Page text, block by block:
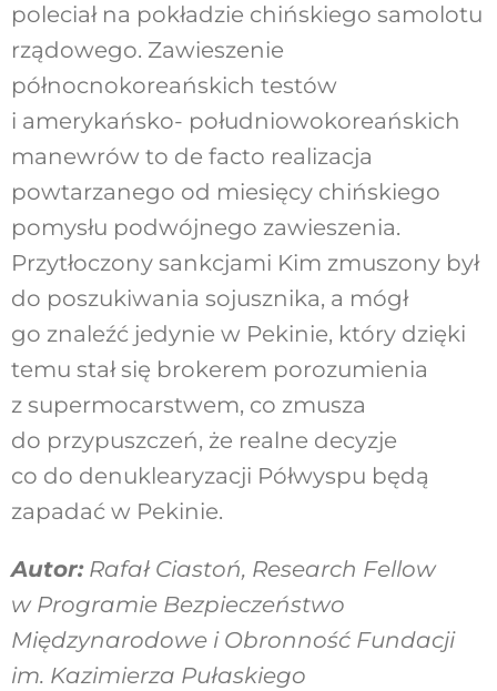
poleciał na pokładzie chińskiego samolotu
rządowego. Zawieszenie
północnokoreańskich testów
i amerykańsko- południowokoreańskich
manewrów to de facto realizacja
powtarzanego od miesięcy chińskiego
pomysłu podwójnego zawieszenia.
Przytłoczony sankcjami Kim zmuszony był
do poszukiwania sojusznika, a mógł
go znaleźć jedynie w Pekinie, który dzięki
temu stał się brokerem porozumienia
z supermocarstwem, co zmusza
do przypuszczeń, że realne decyzje
co do denuklearyzacji Półwyspu będą
zapadać w Pekinie.
Autor:Rafał Ciastoń, Research Fellow
w Programie Bezpieczeństwo
Międzynarodowe i Obronność Fundacji
im. Kazimierza Pułaskiego